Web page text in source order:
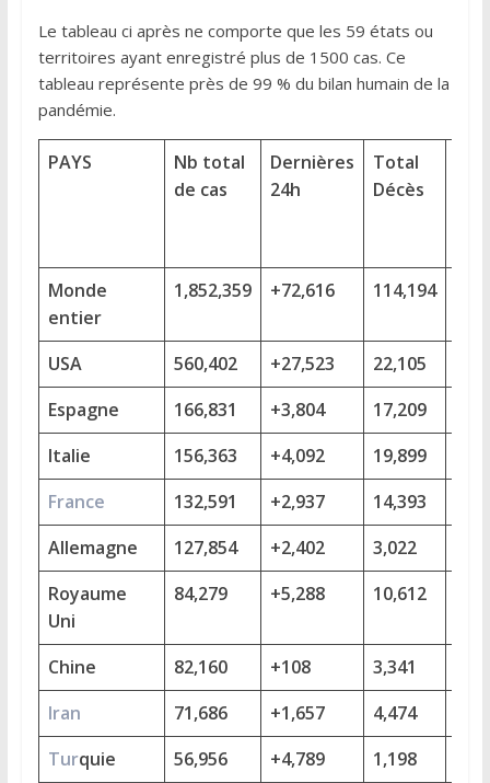
Le tableau ci après ne comporte que les 59 états ou
territoires ayant enregistré plus de 1500 cas. Ce
tableau représente près de 99 % du bilan humain de la
pandémie.
PAYS
Nb total
de cas
Dernières
24h
Total
Décès
Monde
entier
1,852,359 +72,616 114,194
USA 560,402 +27,523 22,105
Espagne
166,831 +3,804 17,209
Italie
156,363 +4,092 19,899
France
132,591 +2,937 14,393
Allemagne
127,854 +2,402 3,022
Royaume
Uni
84,279 +5,288 10,612
Chine 82,160 +108 3,341
Iran
71,686 +1,657 4,474
Turquie 56,956 +4,789 1,198